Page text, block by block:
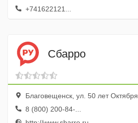
+741622121...
Сбарро
Благовещенск, ул. 50 лет
8 (800) 200-84-...